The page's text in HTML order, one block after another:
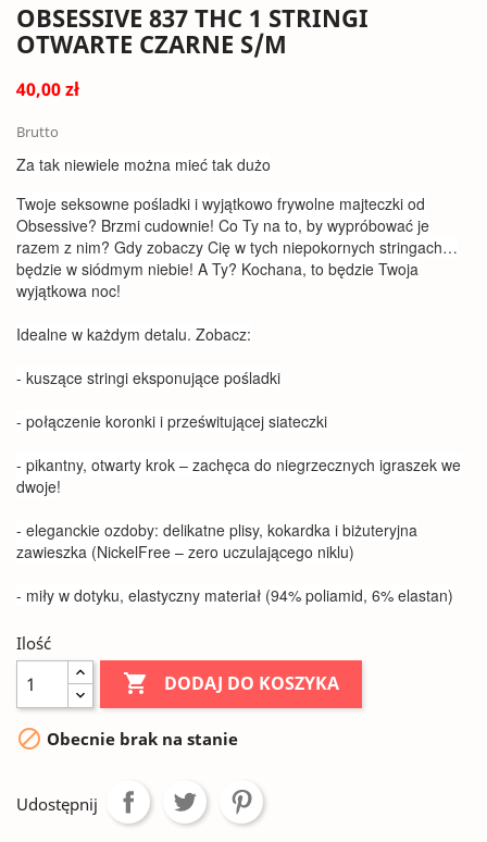
OBSESSIVE 837 THC 1 STRINGI
OTWARTE CZARNE S/M
40,00 zł
Brutto
Za tak niewiele można mieć tak dużo
Twoje seksowne pośladki i wyjątkowo frywolne majteczki od
Obsessive? Brzmi cudownie! Co Ty na to, by wypróbować je
razem z nim? Gdy zobaczy Cię w tych niepokornych stringach…
będzie w siódmym niebie! A Ty? Kochana, to będzie Twoja
wyjątkowa noc!
Idealne w każdym detalu. Zobacz:
- kuszące stringi eksponujące pośladki
- połączenie koronki i prześwitującej siateczki
- pikantny, otwarty krok – zachęca do niegrzecznych igraszek we
dwoje!
- eleganckie ozdoby: delikatne plisy, kokardka i biżuteryjna
zawieszka (NickelFree – zero uczulającego niklu)
- miły w dotyku, elastyczny materiał (94% poliamid, 6% elastan)
Ilość
 DODAJ DO KOSZYKA
 Obecnie brak na stanie
Udostępnij